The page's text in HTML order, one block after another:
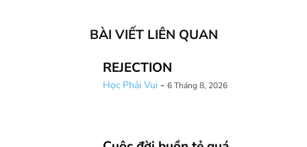
BÀI VIẾT LIÊN QUAN
REJECTION
Học Phải Vui - 6 Tháng 8, 2026